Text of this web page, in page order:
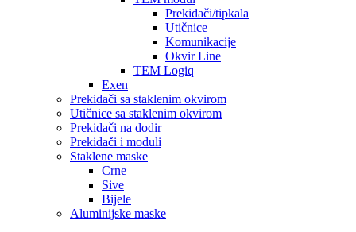
Prekidači/tipkala
Utičnice
Komunikacije
Okvir Line
TEM Logiq
Exen
Prekidači sa staklenim okvirom
Utičnice sa staklenim okvirom
Prekidači na dodir
Prekidači i moduli
Staklene maske
Crne
Sive
Bijele
Aluminijske maske